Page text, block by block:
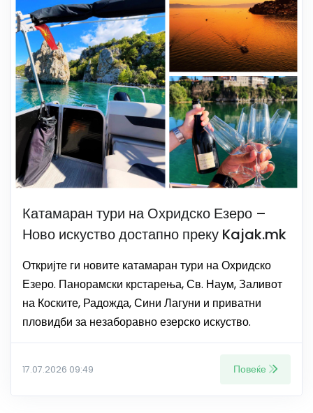
Катамаран тури на Охридско Езеро –
Ново искуство достапно преку Kajak.mk
Откријте ги новите катамаран тури на Охридско
Езеро. Панорамски крстарења, Св. Наум, Заливот
на Коските, Радожда, Сини Лагуни и приватни
пловидби за незаборавно езерско искуство.
17.07.2026 09:49 Повеќе